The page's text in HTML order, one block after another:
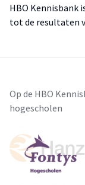
HBO Kennisbank
tot de resultaten
Op de HBO
hogescholen